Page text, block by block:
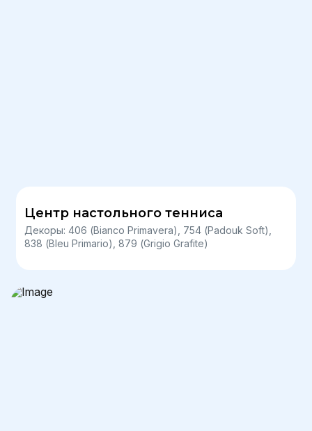
Центр настольного тенниса
Декоры: 406 (Bianco Primavera), 754 (Padouk Soft),
838 (Bleu Primario), 879 (Grigio Grafite)